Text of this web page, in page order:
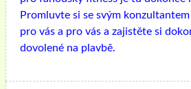
Promluvte si se svým
pro vás a pro vás a zajistěte si
dovolené na plavbě.